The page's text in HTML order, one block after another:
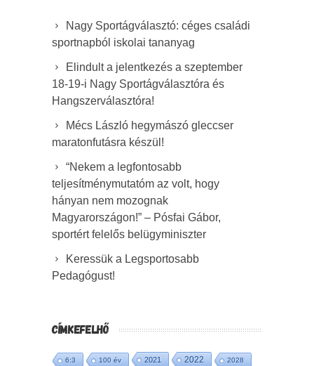
Nagy Sportágválasztó: céges családi
sportnapból iskolai tananyag
Elindult a jelentkezés a szeptember
18-19-i Nagy Sportágválasztóra és
Hangszerválasztóra!
Mécs László hegymászó gleccser
maratonfutásra készül!
“Nekem a legfontosabb
teljesítménymutatóm az volt, hogy
hányan nem mozognak
Magyarországon!” – Pósfai Gábor,
sportért felelős belügyminiszter
Keressük a Legsportosabb
Pedagógust!
CÍMKEFELHŐ
6:3 100 év 2021 2022 2028